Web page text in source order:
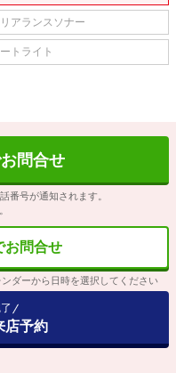
アランスソナー
トライト
問合せ
番号が通知されます。
お問合せ
ダーから日時を選択してください
店予約